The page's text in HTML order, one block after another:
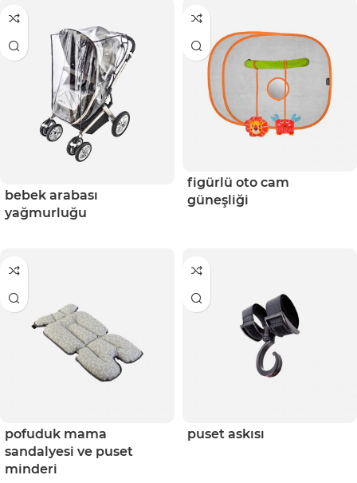
bebek arabası
yağmurluğu
figürlü oto cam
güneşliği
pofuduk mama
sandalyesi ve puset
minderi
puset askısı